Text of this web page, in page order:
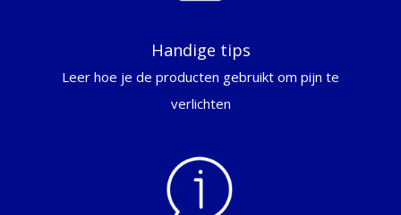
Handige tips
Leer hoe je de producten gebruikt om pijn te
verlichten